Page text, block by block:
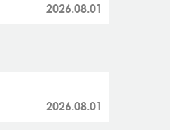
2026.08.01
2026.08.01